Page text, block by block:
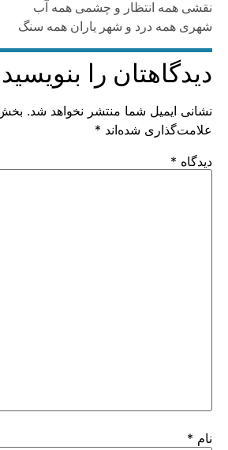
نقشی همه انتظار و چشمی همه آب
شهری همه درد و شهر یاران همه سنگ
دیدگاهتان را بنویسید
نشانی ایمیل شما منتشر نخواهد شد.
علامت‌گذاری شده‌اند *
دیدگاه *
نام *